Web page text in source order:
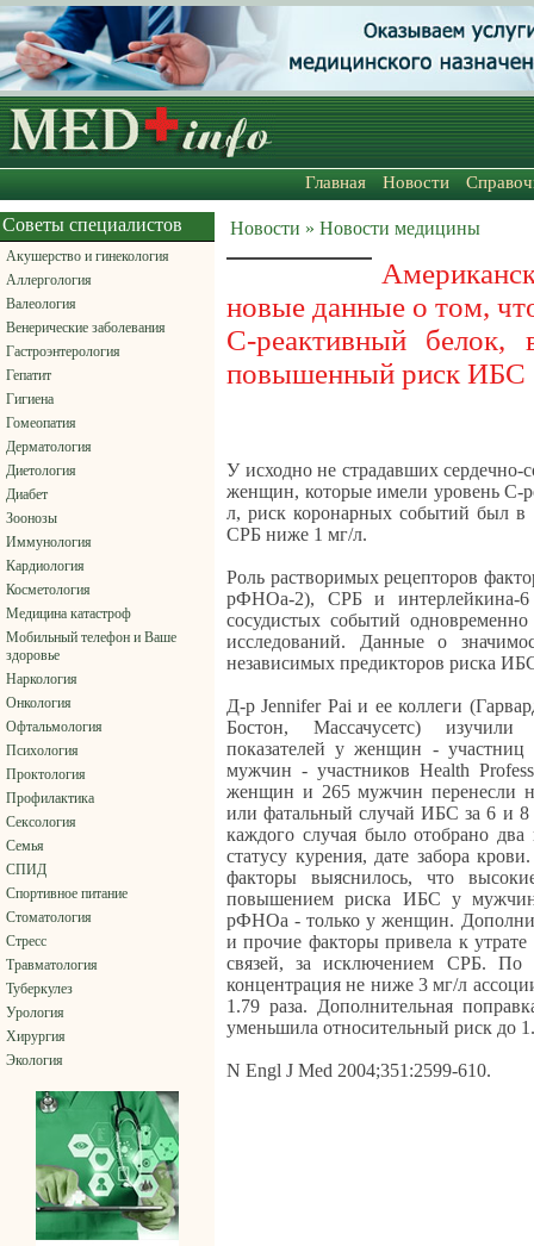
Главная Новости
Советы специалистов
Акушерство и гинекология
Аллергология
Валеология
Венерические заболевания
Гастроэнтерология
Гепатит
Гигиена
Гомеопатия
Дерматология
Диетология
Диабет
Зоонозы
Иммунология
Кардиология
Косметология
Медицина катастроф
Мобильный телефон и Ваше
здоровье
Наркология
Онкология
Офтальмология
Психология
Проктология
Профилактика
Сексология
Семья
СПИД
Спортивное питание
Стоматология
Стресс
Травматология
Туберкулез
Урология
Хирургия
Экология
Новости » Новости медицины
новые данные о том,
С-реактивный белок,
повышенный риск ИБС
У исходно не страдавших
женщин, которые имели уровень С-
л, риск коронарных событий был
СРБ ниже 1 мг/л.
Роль растворимых рецепторов
рФНОа-2), СРБ и интерлейкина-6
сосудистых событий
исследований. Данные о
независимых предикторов риска
Д-р Jennifer Pai и ее коллеги
Бостон, Массачусетс) изучили
показателей у женщин - участниц
мужчин - участников Health
женщин и 265 мужчин перенесли
или фатальный случай ИБС за 6 и 8
каждого случая было отобрано два
статусу курения, дате забора
факторы выяснилось, что
повышением риска ИБС у
рФНОа - только у женщин.
и прочие факторы привела к утрате
связей, за исключением СРБ.
концентрация не ниже 3 мг/л
1.79 раза. Дополнительная
уменьшила относительный риск до
N Engl J Med 2004;351:2599-610.